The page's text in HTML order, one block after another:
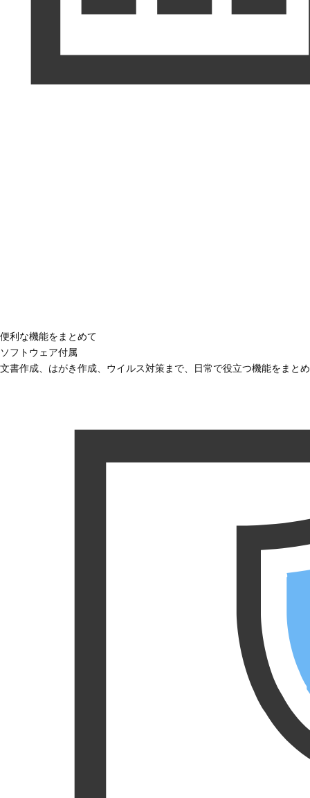
便利な機能をまとめて
ソフトウェア付属
文書作成、はがき作成、ウイルス対策まで、日常で役立つ機能をまと